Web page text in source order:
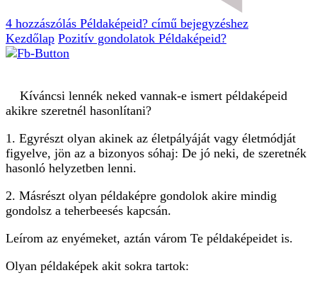
4 hozzászólás Példaképeid? című bejegyzéshez
Kezdőlap Pozitív gondolatok Példaképeid?
Kíváncsi lennék neked vannak-e ismert példaképeid
akikre szeretnél hasonlítani?
1. Egyrészt olyan akinek az életpályáját vagy életmódját
figyelve, jön az a bizonyos sóhaj: De jó neki, de szeretnék
hasonló helyzetben lenni.
2. Másrészt olyan példaképre gondolok akire mindig
gondolsz a teherbeesés kapcsán.
Leírom az enyémeket, aztán várom Te példaképeidet is.
Olyan példaképek akit sokra tartok: